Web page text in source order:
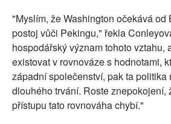
"Myslím, že Washington očekává od
postoj vůči Pekingu," řekla
hospodářský význam tohoto vztahu,
existovat v rovnováze s hodnotami,
západní společenství, pak ta politika
dlouhého trvání. Roste znepokojení,
přístupu tato rovnováha chybí."